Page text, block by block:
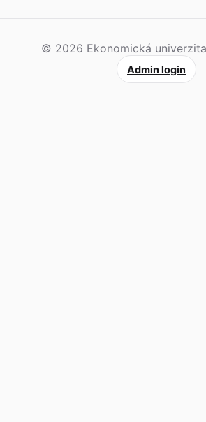
© 2026 Ekonomická
Admin login